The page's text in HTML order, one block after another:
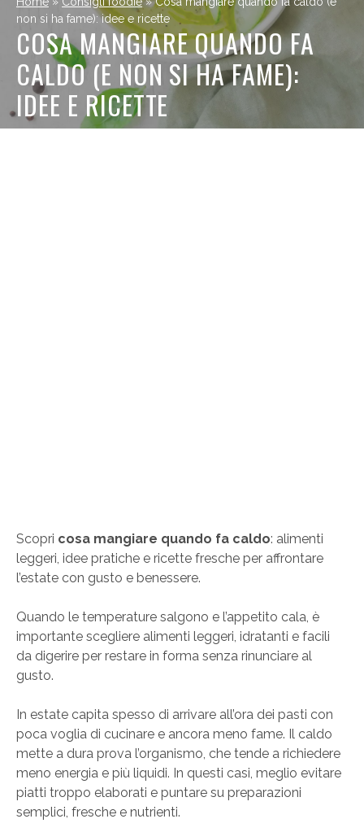
non si ha fame): idee e ricette
COSA MANGIARE QUANDO FA
CALDO (E NON SI HA FAME):
IDEE E RICETTE
Scopri cosa mangiare quando fa caldo: alimenti
leggeri, idee pratiche e ricette fresche per affrontare
l’estate con gusto e benessere.
Quando le temperature salgono e l’appetito cala, è
importante scegliere alimenti leggeri, idratanti e facili
da digerire per restare in forma senza rinunciare al
gusto.
In estate capita spesso di arrivare all’ora dei pasti con
poca voglia di cucinare e ancora meno fame. Il caldo
mette a dura prova l’organismo, che tende a richiedere
meno energia e più liquidi. In questi casi, meglio evitare
piatti troppo elaborati e puntare su preparazioni
semplici, fresche e nutrienti.